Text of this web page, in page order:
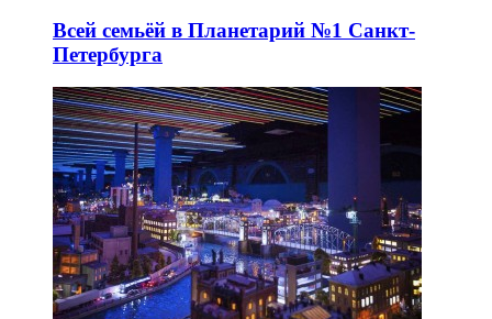
Всей семьёй в Планетарий №1 Санкт-
Петербурга